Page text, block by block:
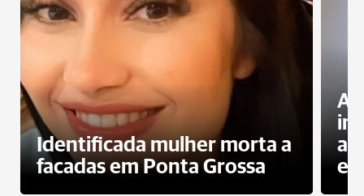
Identificada mulher morta a
facadas em Ponta Grossa